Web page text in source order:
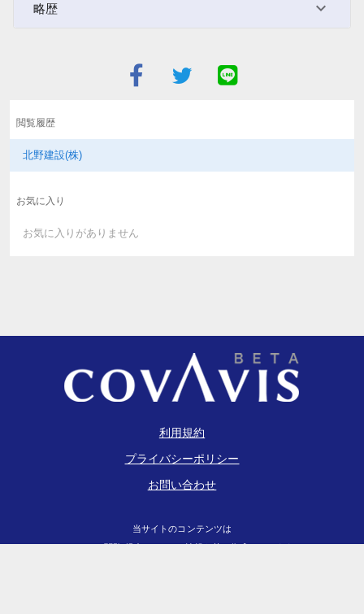
略歴
閲覧履歴
北野建設(株)
お気に入り
お気に入りがありません
利用規約
プライバシーポリシー
お問い合わせ
当サイトのコンテンツは
EDINET閲覧(提出)サイトの情報を基に作成しています